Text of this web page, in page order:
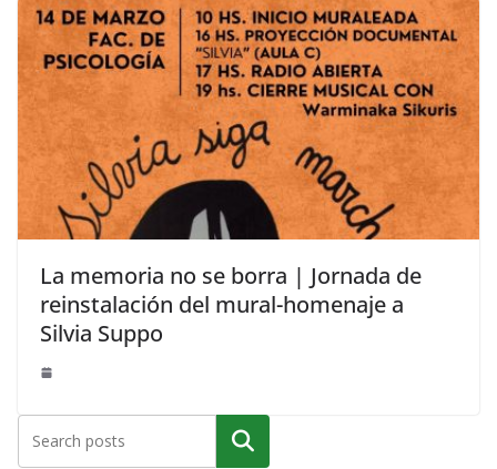
La memoria no se borra | Jornada de
reinstalación del mural-homenaje a
Silvia Suppo
Buscar